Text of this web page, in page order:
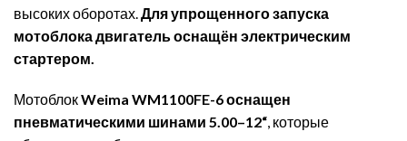
высоких оборотах. Для упрощенного запуска
мотоблока двигатель оснащён электрическим
стартером.
МотоблокWeima WM1100FE-6 оснащен
пневматическими шинами 5.00–12“, которые